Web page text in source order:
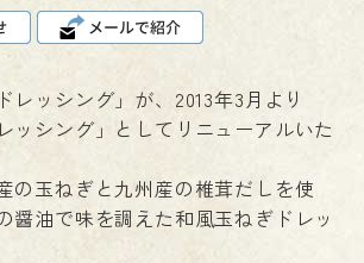
レッシング」が、2013年3月より
ッシング」としてリニューアルいた
の玉ねぎと九州産の椎茸だしを使
醤油で味を調えた和風玉ねぎドレッ